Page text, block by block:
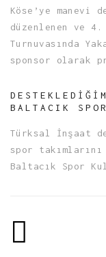
Köse’ye manevi
düzenlenen ve
Turnuvasında
sponsor olarak
BALTACIK
Türksal İnşaat
spor
Baltacık Spor